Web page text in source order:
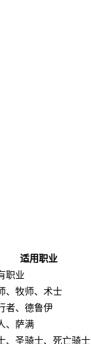
适用职业
职业
、牧师、术士
者、德鲁伊
、萨满
、圣骑士、死亡骑士